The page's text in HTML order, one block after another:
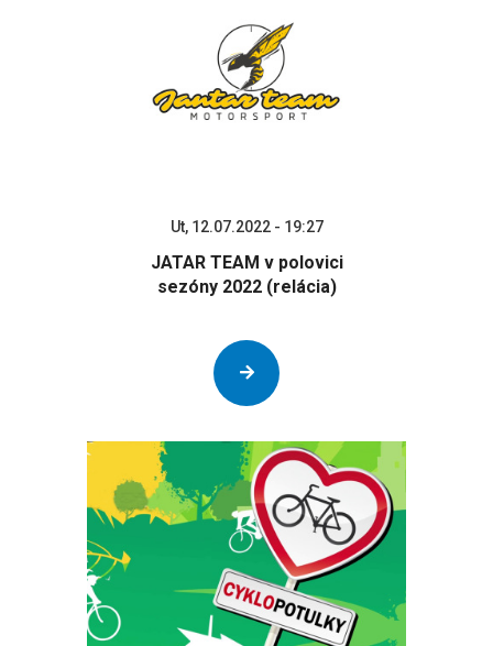
Ut, 12.07.2022 - 19:27
JATAR TEAM v polovici
sezóny 2022 (relácia)